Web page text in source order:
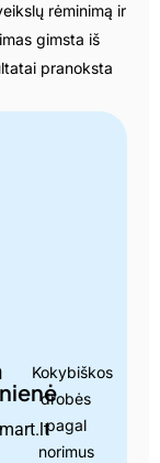
rėminimą ir
gimsta iš
pranoksta
nuo
Kada
kas
man
Kokybiškos
drobės
pagal
norimus